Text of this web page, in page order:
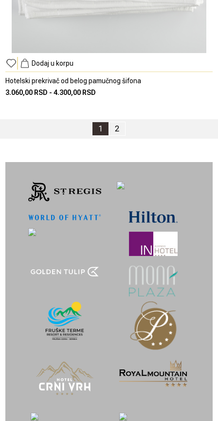
Dodaj u korpu
Hotelski prekrivač od belog pamučnog šifona
3.060,00 RSD - 4.300,00 RSD
1 2